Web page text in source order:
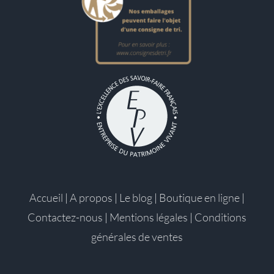
Accueil | A propos | Le blog | Boutique en ligne |
Contactez-nous | Mentions légales | Conditions
générales de ventes